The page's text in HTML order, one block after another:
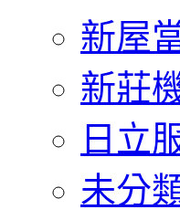
新屋
新莊
日立
未分